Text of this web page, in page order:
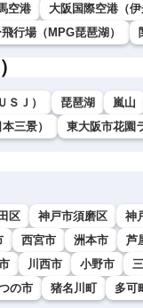
空港
大阪国際空港（伊
行場（MPG琵琶湖）
Ｊ） 琵琶湖 嵐山
三景） 東大阪市花園
区 神戸市須磨区 神
西宮市 洲本市 芦
川西市 小野市
の市 猪名川町 多可